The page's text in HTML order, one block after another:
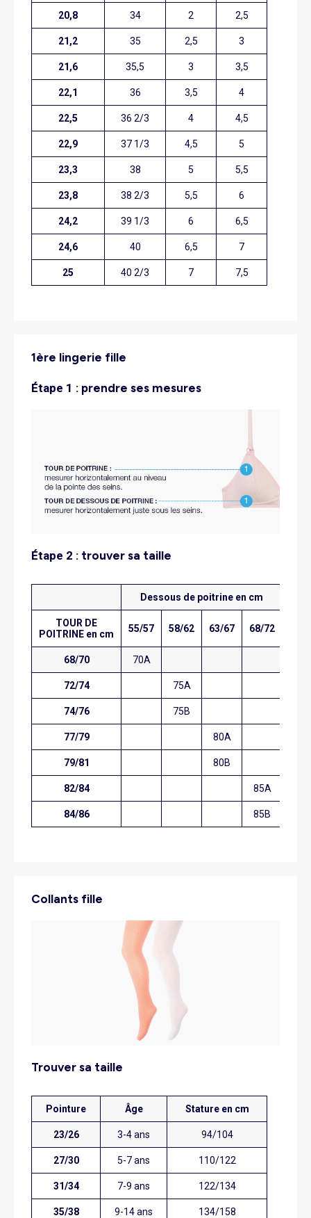
20,8 34 2 2,5
21,2 35 2,5 3
21,6 35,5 3 3,5
22,1 36 3,5 4
22,5 36 2/3 4 4,5
22,9 37 1/3 4,5 5
23,3 38 5 5,5
23,8 38 2/3 5,5 6
24,2 39 1/3 6 6,5
24,6 40 6,5 7
25 40 2/3 7 7,5
1ère lingerie fille
étape 1 : prendre ses mesures
étape 2 : trouver sa taille
Dessous de poitrine en cm
TOUR DE
POITRINE en cm
55/57 58/62 63/67 68/72
68/70 70A
72/74 75A
74/76 75B
77/79 80A
79/81 80B
82/84 85A
84/86 85B
Collants fille
trouver sa taille
Pointure Âge Stature en cm
23/26 3-4 ans 94/104
27/30 5-7 ans 110/122
31/34 7-9 ans 122/134
35/38 9-14 ans 134/158